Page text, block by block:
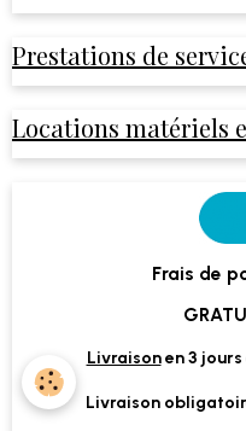
Prestations de
Locations matériels
Frais de
Livraisonen 3
Livraison